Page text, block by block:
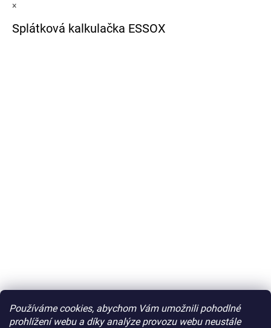
Používáme cookies, abychom Vám umožnili pohodlné
prohlížení webu a díky analýze provozu webu neustále
×
Splátková kalkulačka ESSOX